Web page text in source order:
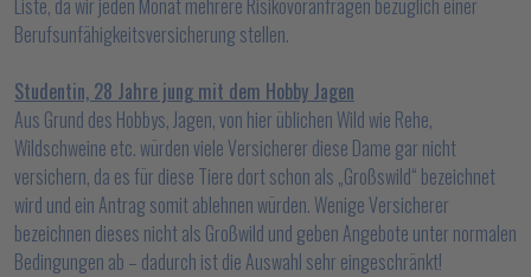
Liste, da wir jeden Monat mehrere Risikovoranfragen bezüglich einer
Berufsunfähigkeitsversicherung stellen.
Studentin, 28 Jahre jung mit dem Hobby Jagen
Aus Grund des Hobbys, Jagen, von hier üblichen Wild wie Rehe,
Wildschweine etc. würden viele Versicherer diese Dame gar nicht
versichern, da es für diese Tiere dort schon als „Großswild“ bezeichnet
wird und ein Antrag somit ablehnen würden. Wenige Versicherer
bezeichnen dieses nicht als Großwild und geben Angebote unter normalen
Bedingungen ab – dadurch ist die Auswahl sehr eingeschränkt!